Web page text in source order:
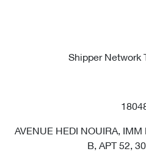
Shipper Network
AVENUE HEDI NOUIRA,
B, APT 52,